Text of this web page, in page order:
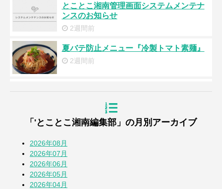
とことこ湘南管理画面システムメンテナ
ンスのお知らせ
2週間前
夏バテ防止メニュー『冷製トマト素麺』
2週間前
『道の駅湘南ちがさき』周年祭
【とことこblog】第108回全国高校野球選
手権 神奈川大会
「'とことこ湘南編集部」の月別アーカイブ
2026年08月
2026年07月
2026年06月
2026年05月
2026年04月